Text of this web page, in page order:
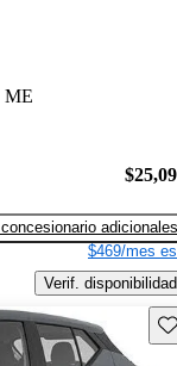
ME
adicionales
$469/mes
Verif. disponibilidad